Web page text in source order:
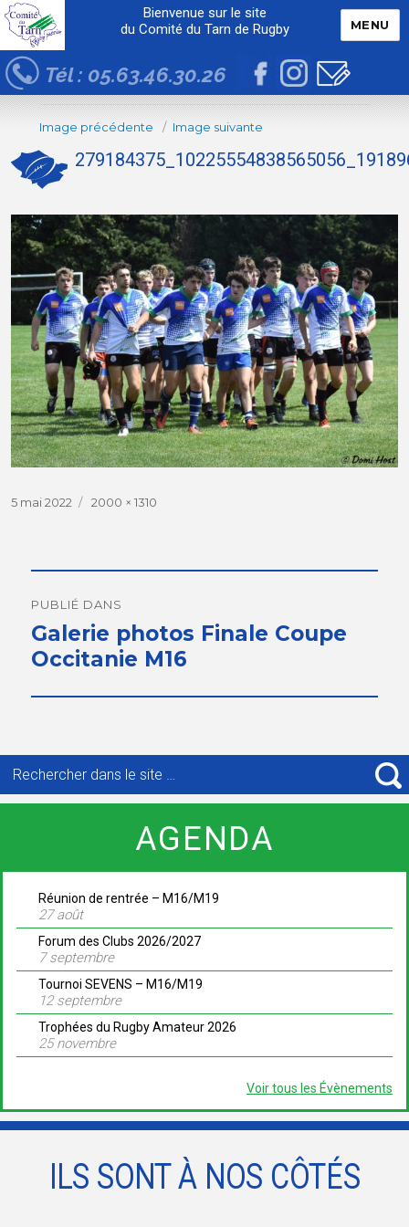
Bienvenue sur le site
du Comité du Tarn de Rugby
Tél : 05.63.46.30.26
MENU
Image précédente Image suivante
Publié
5 mai 2022
Taille
2000 × 1310
de
l’article
PUBLIÉ DANS
Galerie photos Finale Coupe
Occitanie M16
pour
:
AGENDA
Réunion de rentrée – M16/M19
27 août
Forum des Clubs 2026/2027
7 septembre
Tournoi SEVENS – M16/M19
12 septembre
Trophées du Rugby Amateur 2026
25 novembre
Voir tous les Évènements
ILS SONT À NOS CÔTÉS